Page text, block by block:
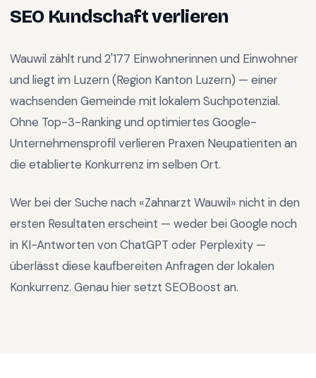
SEO Kundschaft verlieren
Wauwil zählt rund 2'177 Einwohnerinnen und Einwohner
und liegt im Luzern (Region Kanton Luzern) — einer
wachsenden Gemeinde mit lokalem Suchpotenzial.
Ohne Top-3-Ranking und optimiertes Google-
Unternehmensprofil verlieren Praxen Neupatienten an
die etablierte Konkurrenz im selben Ort.
Wer bei der Suche nach «Zahnarzt Wauwil» nicht in den
ersten Resultaten erscheint — weder bei Google noch
in KI-Antworten von ChatGPT oder Perplexity —
überlässt diese kaufbereiten Anfragen der lokalen
Konkurrenz. Genau hier setzt SEOBoost an.